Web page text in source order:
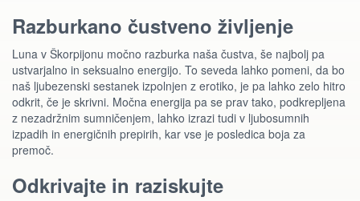
Razburkano čustveno življenje
Luna v Škorpijonu močno razburka naša čustva, še najbolj pa
ustvarjalno in seksualno energijo. To seveda lahko pomeni, da bo
naš ljubezenski sestanek izpolnjen z erotiko, je pa lahko zelo hitro
odkrit, če je skrivni. Močna energija pa se prav tako, podkrepljena
z nezadržnim sumničenjem, lahko izrazi tudi v ljubosumnih
izpadih in energičnih prepirih, kar vse je posledica boja za
premoč.
Odkrivajte in raziskujte